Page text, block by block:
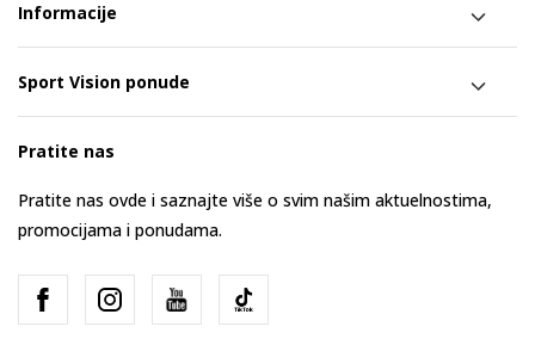
Informacije
Sport Vision ponude
Pratite nas
Pratite nas ovde i saznajte više o svim našim aktuelnostima,
promocijama i ponudama.